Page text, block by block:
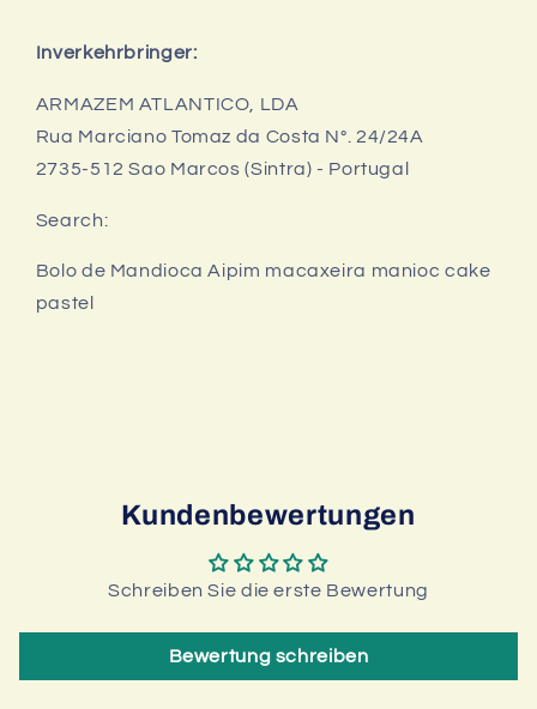
Inverkehrbringer:
ARMAZEM ATLANTICO, LDA
Rua Marciano Tomaz da Costa N°. 24/24A
2735-512 Sao Marcos (Sintra) - Portugal
Search:
Bolo de Mandioca Aipim macaxeira manioc cake
pastel
Kundenbewertungen
Schreiben Sie die erste Bewertung
Bewertung schreiben